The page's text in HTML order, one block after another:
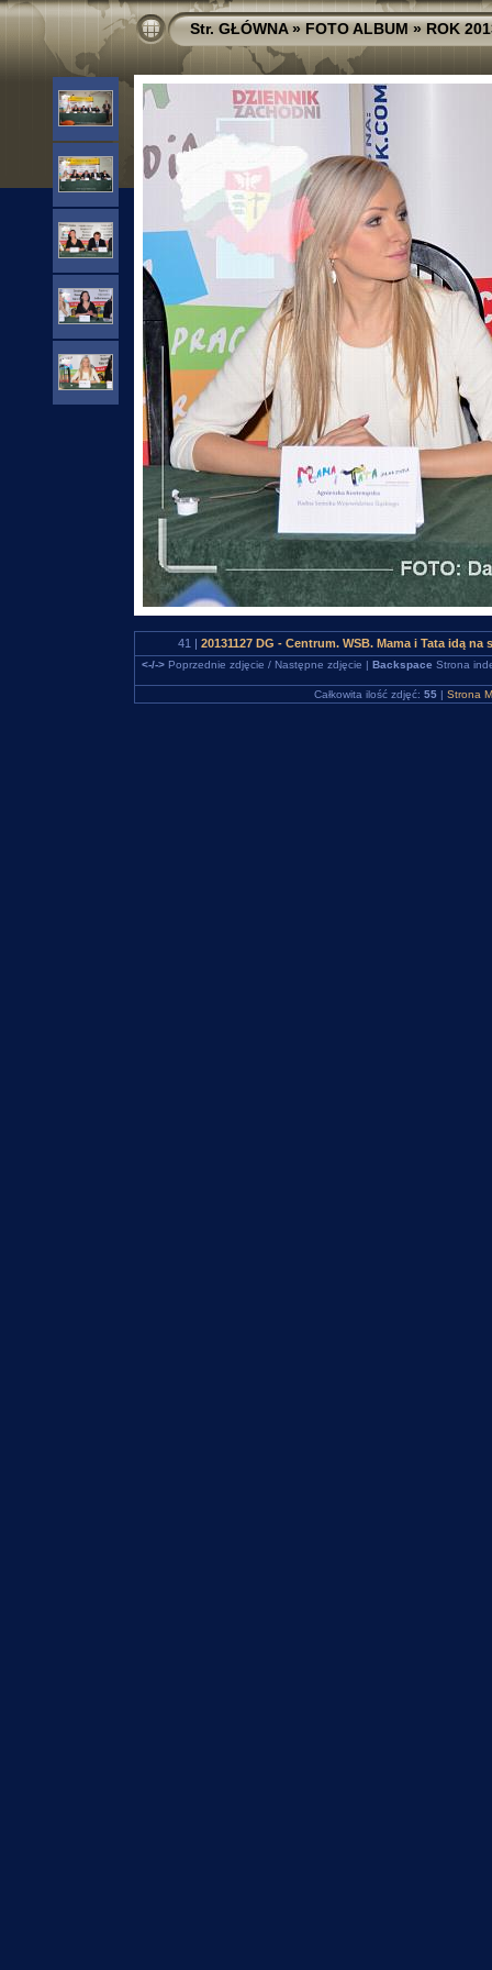
Str. GŁÓWNA»FOTO ALBUM»ROK
41 | 20131127 DG - Centrum. WSB. Mama i Tata idą
<-/->Poprzednie zdjęcie / Następne zdjęcie | Backspace Strona
Całkowita ilość zdjęć: 55 | Strona